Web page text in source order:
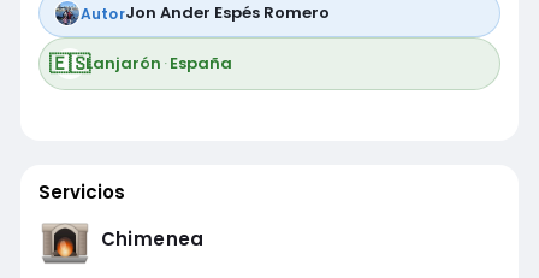
AutorJon Ander Espés Romero
🇪🇸Lanjarón ·España
Servicios
Chimenea